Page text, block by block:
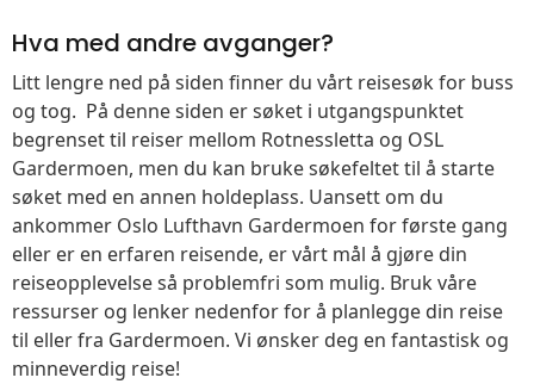
Hva med andre avganger?
Litt lengre ned på siden finner du vårt reisesøk for buss
og tog. På denne siden er søket i utgangspunktet
begrenset til reiser mellom Rotnessletta og OSL
Gardermoen, men du kan bruke søkefeltet til å starte
søket med en annen holdeplass. Uansett om du
ankommer Oslo Lufthavn Gardermoen for første gang
eller er en erfaren reisende, er vårt mål å gjøre din
reiseopplevelse så problemfri som mulig. Bruk våre
ressurser og lenker nedenfor for å planlegge din reise
til eller fra Gardermoen. Vi ønsker deg en fantastisk og
minneverdig reise!